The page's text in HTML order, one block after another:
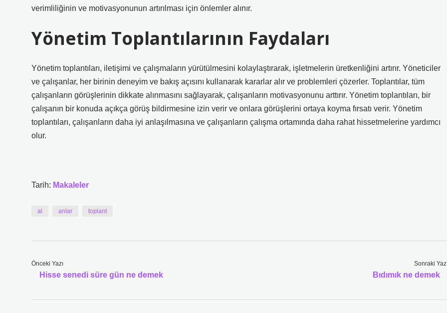
verimliliğinin ve motivasyonunun artırılması için önlemler alınır.
Yönetim Toplantılarının Faydaları
Yönetim toplantıları, iletişimi ve çalışmaların yürütülmesini kolaylaştırarak, işletmelerin üretkenliğini artırır. Yöneticiler
ve çalışanlar, her birinin deneyim ve bakış açısını kullanarak kararlar alır ve problemleri çözerler. Toplantılar, tüm
çalışanların görüşlerinin dikkate alınmasını sağlayarak, çalışanların motivasyonunu arttırır. Yönetim toplantıları, bir
çalışanın bir konuda açıkça görüş bildirmesine izin verir ve onlara görüşlerini ortaya koyma fırsatı verir. Yönetim
toplantıları, çalışanların daha iyi anlaşılmasına ve çalışanların çalışma ortamında daha rahat hissetmelerine yardımcı
olur.
Tarih: Makaleler
al anlar toplant
Önceki Yazı
Hisse senedi süre gün ne demek
Sonraki
Bıdımık ne demek